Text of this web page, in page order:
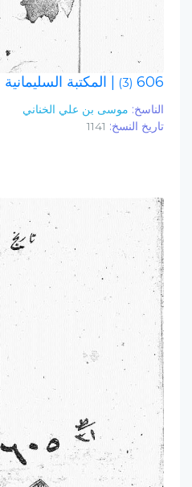
606
(3) | المكتبة السليمانية
الناسخ: موسى بن علي الخناني
تاريخ النسخ: